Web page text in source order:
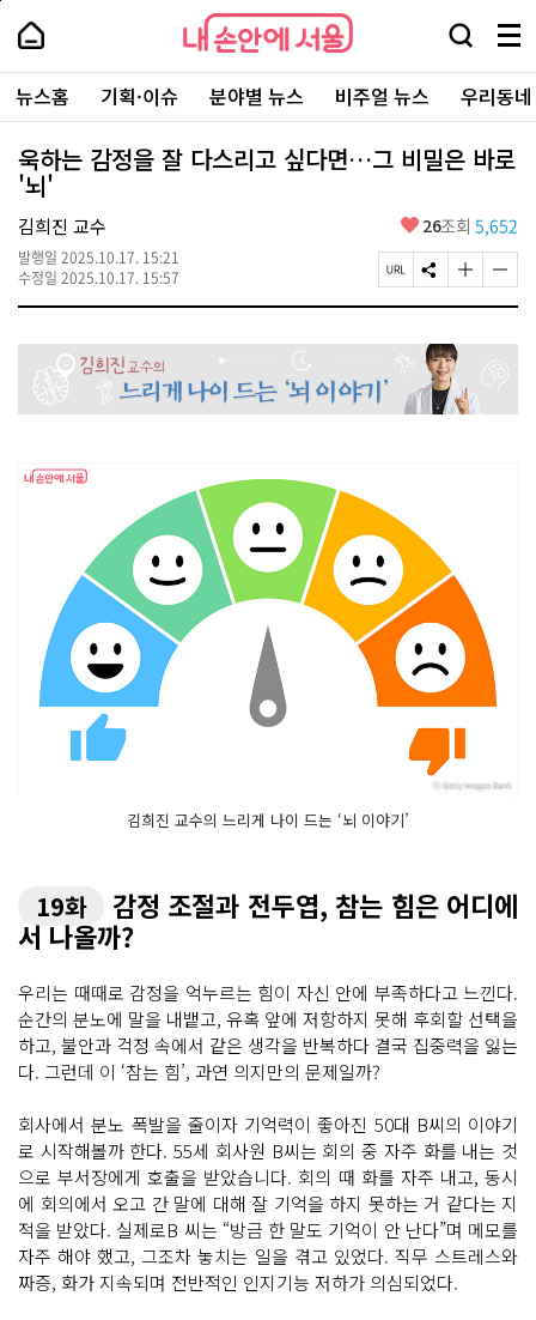
본
로
가
내
손
안
에
서
울
-
서
울
시
대
표
소
통
포
내
손
에
울
검
창
열
기
메
뉴
전
체
보
기
주
요
서
뉴스홈 기획·이슈 분야별 뉴스 비주얼 뉴스 우리동
욱하는 감정을 잘 다스리고 싶다면…그 비밀은 바로
'뇌'
김희진 교수
발행일 2025.10.17. 15:21
수정일 2025.10.17. 15:57
좋
요
26조회 5,652
페
이
U
R
복
사
S
N
공
유
하
기
글
자
기
게
변
경
글
자
기
작
게
경
김희진 교수의 느리게 나이 드는 ‘뇌 이야기’
19화
감정 조절과 전두엽, 참는 힘은 어디에
서 나올까?
우리는 때때로 감정을 억누르는 힘이 자신 안에 부족하다고 느낀다.
순간의 분노에 말을 내뱉고, 유혹 앞에 저항하지 못해 후회할 선택을
하고, 불안과 걱정 속에서 같은 생각을 반복하다 결국 집중력을 잃는
다. 그런데 이 ‘참는 힘’, 과연 의지만의 문제일까?
회사에서 분노 폭발을 줄이자 기억력이 좋아진 50대 B씨의 이야기
로 시작해볼까 한다. 55세 회사원 B씨는 회의 중 자주 화를 내는 것
으로 부서장에게 호출을 받았습니다. 회의 때 화를 자주 내고, 동시
에 회의에서 오고 간 말에 대해 잘 기억을 하지 못하는 거 같다는 지
적을 받았다. 실제로B 씨는 “방금 한 말도 기억이 안 난다”며 메모를
자주 해야 했고, 그조차 놓치는 일을 겪고 있었다. 직무 스트레스와
짜증, 화가 지속되며 전반적인 인지기능 저하가 의심되었다.
페
상
단
로